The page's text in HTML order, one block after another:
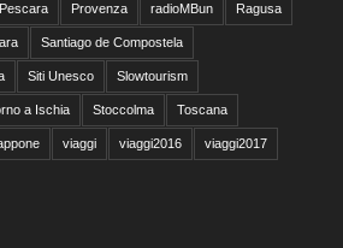
Pescara Provenza radioMBun Ragusa
Santiago de Compostela
Siti Unesco Slowtourism
a Ischia Stoccolma Toscana
viaggi viaggi2016 viaggi2017